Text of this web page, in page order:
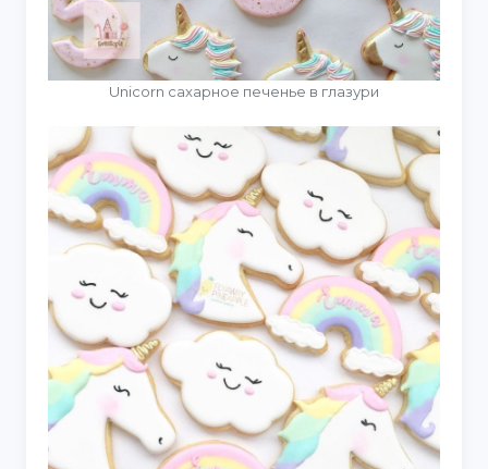
Unicorn сахарное печенье в глазури